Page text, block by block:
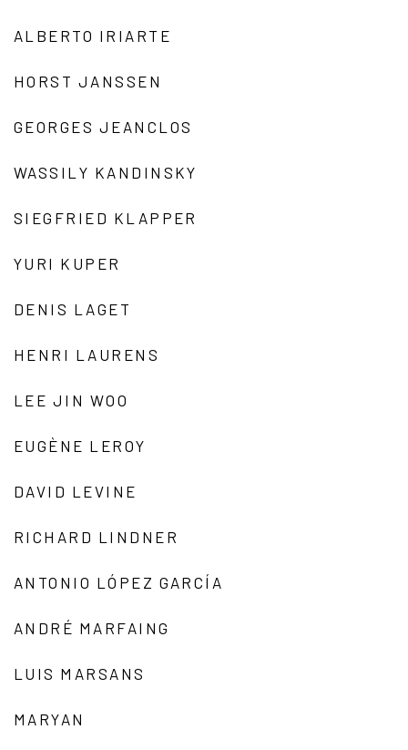
ALBERTO IRIARTE
HORST JANSSEN
GEORGES JEANCLOS
WASSILY KANDINSKY
SIEGFRIED KLAPPER
YURI KUPER
DENIS LAGET
HENRI LAURENS
LEE JIN WOO
EUGÈNE LEROY
DAVID LEVINE
RICHARD LINDNER
ANTONIO LÓPEZ GARCÍA
ANDRÉ MARFAING
LUIS MARSANS
MARYAN